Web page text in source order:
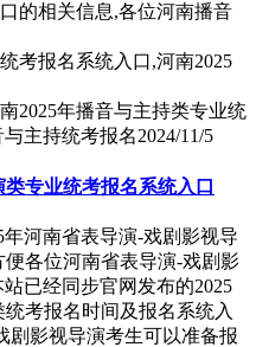
的相关信息,各位河南播音
2025年播音与主持类专业统
主持统考报名2024/11/5
专业统考报名系统入口
河南省表导演-戏剧影视导
各位河南省表导演-戏剧影
已经同步官网发布的2025
考报名时间及报名系统入
剧影视导演考生可以准备报